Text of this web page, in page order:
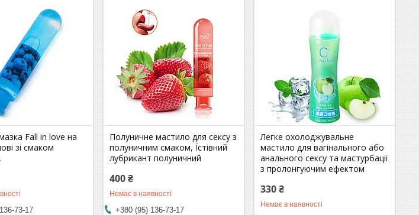
Fall in love на
зі смаком
73-17
Полуничне мастило для сексу з
полуничним смаком, Їстівний
лубрикант полуничний
400 ₴
Немає в наявності
+380 (95) 136-73-17
Легке охолоджувальне
мастило для вагінального або
анального сексу та мастурбації
з пролонгуючим ефектом
330 ₴
Немає в наявності